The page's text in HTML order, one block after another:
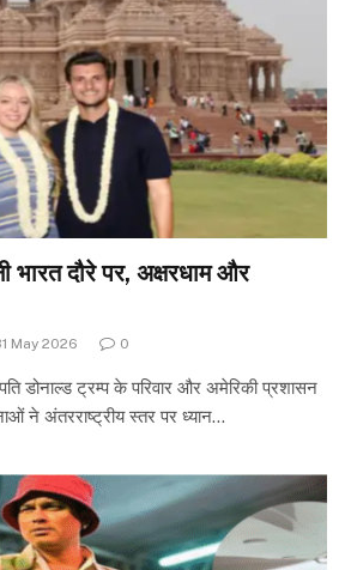
भारत दौरे पर, अक्षरधाम और
May 2026 0
डोनाल्ड ट्रम्प के परिवार और अमेरिकी प्रशासन
ने अंतरराष्ट्रीय स्तर पर ध्यान…